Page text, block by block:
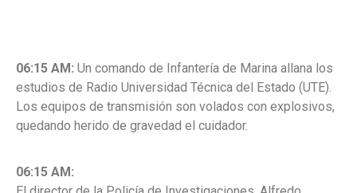
06:15 AM: Un comando de Infantería de Marina allana los
estudios de Radio Universidad Técnica del Estado (UTE).
Los equipos de transmisión son volados con explosivos,
quedando herido de gravedad el cuidador.
06:15 AM: